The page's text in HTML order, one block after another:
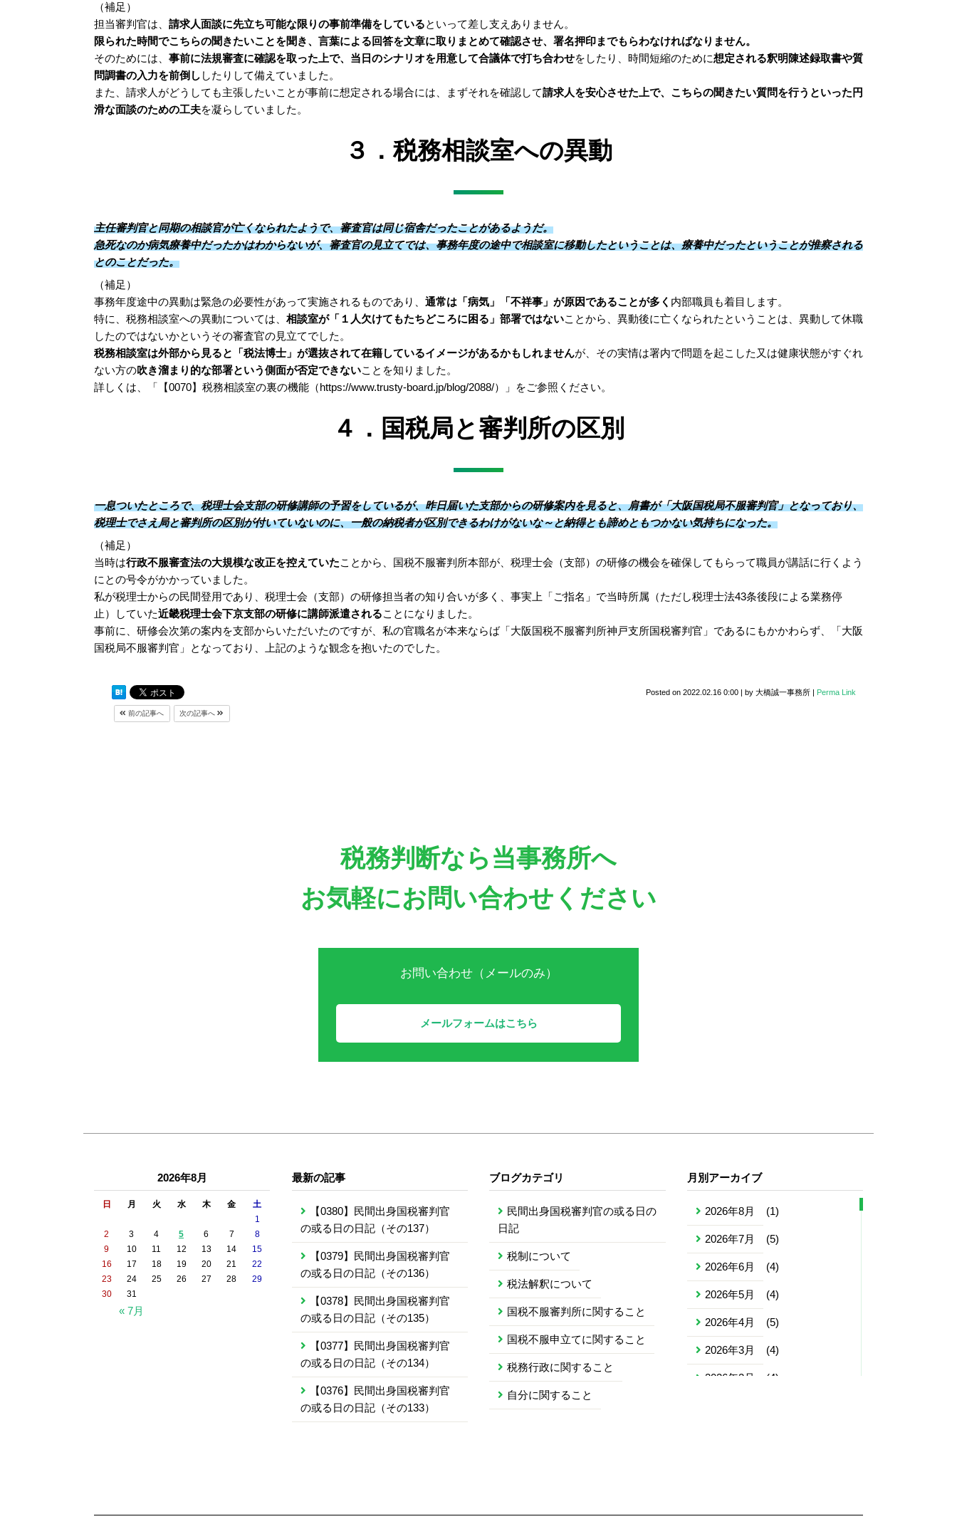
（補足）
担当審判官は、 請求人面談に先立ち可能な限りの事前準備をしているといって差し支えありません。
限られた時間でこちらの聞きたいことを聞き、言葉による回答を文章に取りまとめて確認させ、署名押印までもらわなければなりません。
そのためには、 事前に法規審査に確認を取った上で、当日のシナリオを用意して合議体で打ち合わせをしたり、時間短縮のために想定される釈明陳述録取書や質
問調書の入力を前倒し したりして備えていました。
また、請求人がどうしても主張したいことが事前に想定される場合には、まずそれを確認して請求人を安心させた上で、こちらの聞きたい質問を行うといった円
滑な面談のための工夫を凝らしていました。
３．税務相談室への異動
主任審判官と同期の相談官が亡くなられたようで、審査官は同じ宿舎だったことがあるようだ。
急死なのか病気療養中だったかはわからないが、審査官の見立てでは、事務年度の途中で相談室に移動したということは、療養中だったということが推察される
とのことだった。
（補足）
事務年度途中の異動は緊急の必要性があって実施されるものであり、 通常は「病気」「不祥事」が原因であることが多く 内部職員も着目します。
特に、税務相談室への異動については、 相談室が「１人欠けてもたちどころに困る」部署ではないことから、異動後に亡くなられたということは、異動して休職
したのではないかというその審査官の見立てでした。
税務相談室は外部から見ると「税法博士」が選抜されて在籍しているイメージがあるかもしれませんが、その実情は署内で問題を起こした又は健康状態がすぐれ
ない方の吹き溜まり的な部署という側面が否定できないことを知りました。
詳しくは、「【0070】税務相談室の裏の機能（https://www.trusty-board.jp/blog/2088/）」をご参照ください。
４．国税局と審判所の区別
一息ついたところで、税理士会支部の研修講師の予習をしているが、昨日届いた支部からの研修案内を見ると、肩書が「大阪国税局不服審判官」となっており、
税理士でさえ局と審判所の区別が付いていないのに、一般の納税者が区別できるわけがないな～と納得とも諦めともつかない気持ちになった。
（補足）
当時は行政不服審査法の大規模な改正を控えていたことから、国税不服審判所本部が、税理士会（支部）の研修の機会を確保してもらって職員が講話に行くよう
にとの号令がかかっていました。
私が税理士からの民間登用であり、税理士会（支部）の研修担当者の知り合いが多く、事実上「ご指名」で当時所属（ただし税理士法43条後段による業務停
止）していた近畿税理士会下京支部の研修に講師派遣されることになりました。
事前に、研修会次第の案内を支部からいただいたのですが、私の官職名が本来ならば「大阪国税不服審判所神戸支所国税審判官」であるにもかかわらず、「大阪
国税局不服審判官」となっており、上記のような観念を抱いたのでした。
Posted on 2022.02.16 0:00 | by 大橋誠一事務所 | Perma Link
前の記事へ 次の記事へ
税務判断なら当事務所へ
お気軽にお問い合わせください
お問い合わせ（メールのみ）
メールフォームはこちら
2026年8月
日 月 火 水 木 金 土
« 7月
1
2
3 4 5 6 7
8
9
10 11 12 13 14
15
16
17 18 19 20 21
22
23
24 25 26 27 28
29
30
31
最新の記事
【0380】民間出身国税審判官
の或る日の日記（その137）
【0379】民間出身国税審判官
の或る日の日記（その136）
【0378】民間出身国税審判官
の或る日の日記（その135）
【0377】民間出身国税審判官
の或る日の日記（その134）
【0376】民間出身国税審判官
の或る日の日記（その133）
ブログカテゴリ
民間出身国税審判官の或る日の
日記
税制について
税法解釈について
国税不服審判所に関すること
国税不服申立てに関すること
税務行政に関すること
自分に関すること
月別アーカイブ
2026年8月 (1)
2026年7月 (5)
2026年6月 (4)
2026年5月 (4)
2026年4月 (5)
2026年3月 (4)
2026年2月 (4)
2025年9月 (4)